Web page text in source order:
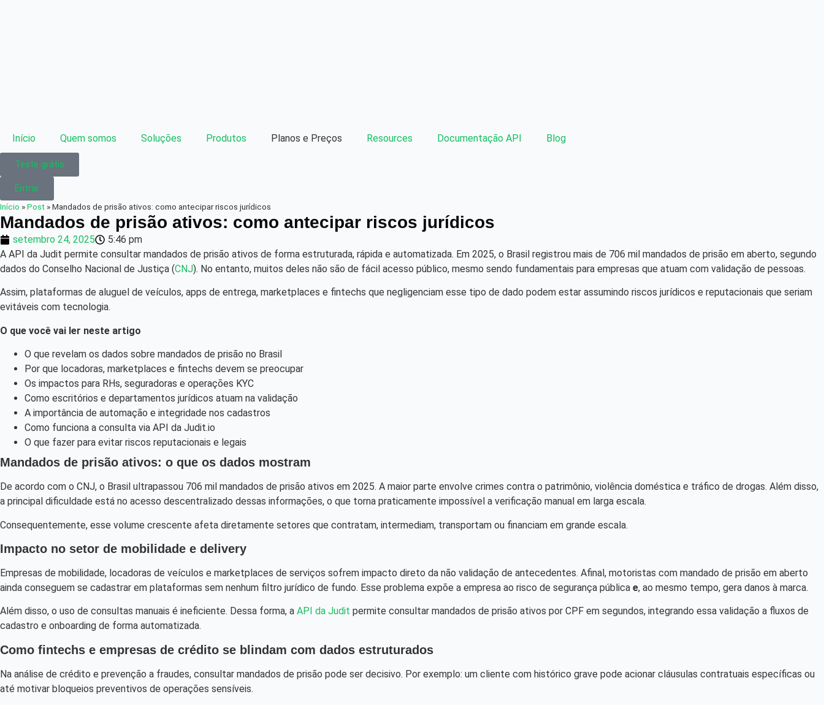
Início Quem somos Soluções Produtos Planos e Preços Resources Documentação API Blog
Teste grátis
Entrar
Início »Post »Mandados de prisão ativos: como antecipar riscos jurídicos
Mandados de prisão ativos: como antecipar riscos jurídicos
setembro 24, 2025
5:46 pm
A API da Judit permite consultar mandados de prisão ativos de forma estruturada, rápida e automatizada. Em 2025, o Brasil registrou mais de 706 mil mandados de prisão em aberto, segundo
dados do Conselho Nacional de Justiça (CNJ). No entanto, muitos deles não são de fácil acesso público, mesmo sendo fundamentais para empresas que atuam com validação de pessoas.
Assim, plataformas de aluguel de veículos, apps de entrega, marketplaces e fintechs que negligenciam esse tipo de dado podem estar assumindo riscos jurídicos e reputacionais que seriam
evitáveis com tecnologia.
O que você vai ler neste artigo
O que revelam os dados sobre mandados de prisão no Brasil
Por que locadoras, marketplaces e fintechs devem se preocupar
Os impactos para RHs, seguradoras e operações KYC
Como escritórios e departamentos jurídicos atuam na validação
A importância de automação e integridade nos cadastros
Como funciona a consulta via API da Judit.io
O que fazer para evitar riscos reputacionais e legais
Mandados de prisão ativos: o que os dados mostram
De acordo com o CNJ, o Brasil ultrapassou 706 mil mandados de prisão ativos em 2025. A maior parte envolve crimes contra o patrimônio, violência doméstica e tráfico de drogas. Além disso,
a principal dificuldade está no acesso descentralizado dessas informações, o que torna praticamente impossível a verificação manual em larga escala.
Consequentemente, esse volume crescente afeta diretamente setores que contratam, intermediam, transportam ou financiam em grande escala.
Impacto no setor de mobilidade e delivery
Empresas de mobilidade, locadoras de veículos e marketplaces de serviços sofrem impacto direto da não validação de antecedentes. Afinal, motoristas com mandado de prisão em aberto
ainda conseguem se cadastrar em plataformas sem nenhum filtro jurídico de fundo. Esse problema expõe a empresa ao risco de segurança pública e, ao mesmo tempo, gera danos à marca.
Além disso, o uso de consultas manuais é ineficiente. Dessa forma, a API da Judit permite consultar mandados de prisão ativos por CPF em segundos, integrando essa validação a fluxos de
cadastro e onboarding de forma automatizada.
Como fintechs e empresas de crédito se blindam com dados estruturados
Na análise de crédito e prevenção a fraudes, consultar mandados de prisão pode ser decisivo. Por exemplo: um cliente com histórico grave pode acionar cláusulas contratuais específicas ou
até motivar bloqueios preventivos de operações sensíveis.